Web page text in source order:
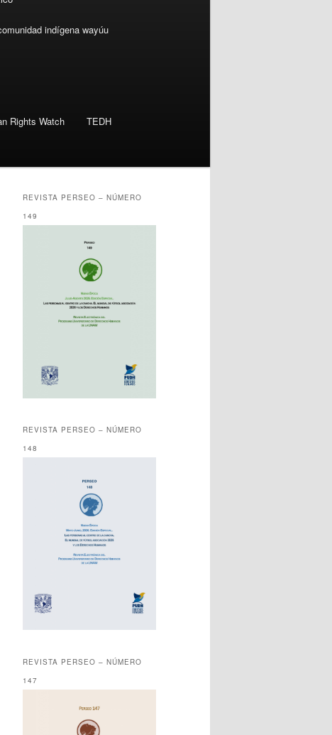
indígena wayúu
Rights Watch TEDH
REVISTA PERSEO – NÚMERO
149
REVISTA PERSEO – NÚMERO
148
REVISTA PERSEO – NÚMERO
147